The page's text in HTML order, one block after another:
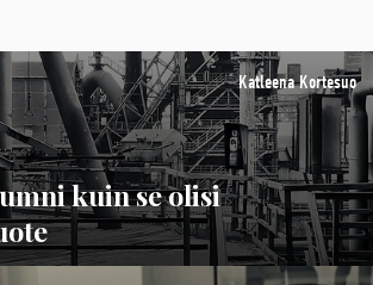
Katleena Kortesuo
kuin se olisi